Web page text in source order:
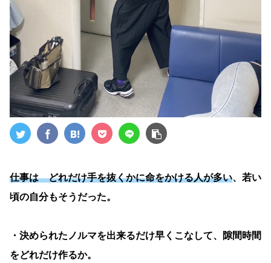
仕事は どれだけ手を抜くかに命をかける人が多い、若い
頃の自分もそうだった。
・決められたノルマを出来るだけ早くこなして、隙間時間
をどれだけ作るか。